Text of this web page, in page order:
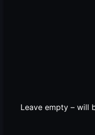
Leave empty – will